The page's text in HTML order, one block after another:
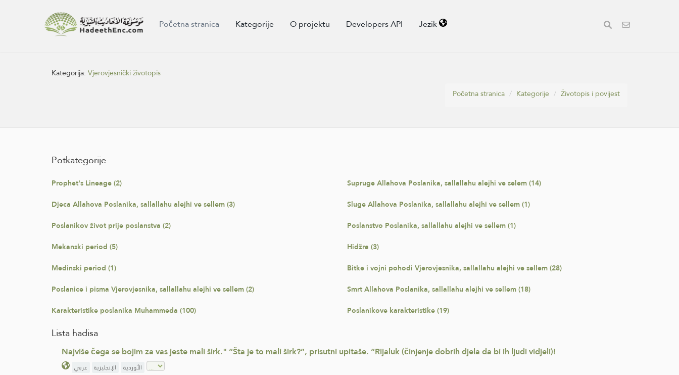
Početna stranica Kategorije O projektu Developers API Jezik
Kategorija:Vjerovjesnički životopis
Početna stranica
Kategorije Životopis i povijest
Potkategorije
Prophet's Lineage (2)
Supruge Allahova Poslanika, sallallahu alejhi ve selem (14)
Djeca Allahova Poslanika, sallallahu alejhi ve sellem (3)
Sluge Allahova Poslanika, sallallahu alejhi ve sellem (1)
Poslanikov život prije poslanstva (2)
Poslanstvo Poslanika, sallallahu alejhi ve sellem (1)
Mekanski period (5)
Hidžra (3)
Medinski period (1)
Bitke i vojni pohodi Vjerovjesnika, sallallahu alejhi ve sellem (28)
Poslanice i pisma Vjerovjesnika, sallallahu alejhi ve sellem (2)
Smrt Allahova Poslanika, sallallahu alejhi ve sellem (18)
Karakteristike poslanika Muhammeda (100)
Poslanikove karakteristike (19)
Lista hadisa
Najviše čega se bojim za vas jeste mali širk." “Šta je to mali širk?”, prisutni upitaše. “Rijaluk (činjenje dobrih djela da bi ih ljudi vidjeli)!
عربي الإنجليزية الأوردية